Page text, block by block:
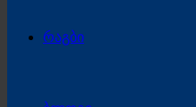
რაგბი